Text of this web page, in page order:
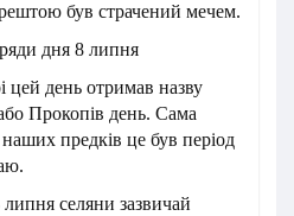
був страчений мечем.
дня 8 липня
цей день отримав назву
Прокопів день. Сама
предків це був період
селяни зазвичай